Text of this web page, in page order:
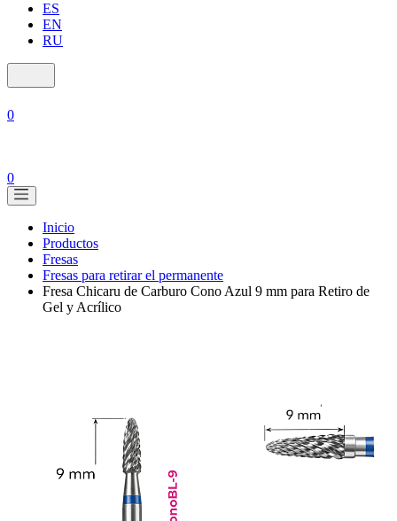
ES
EN
RU
0
0
Inicio
Productos
Fresas
Fresas para retirar el permanente
Fresa Chicaru de Carburo Cono Azul 9 mm para Retiro de
Gel y Acrílico